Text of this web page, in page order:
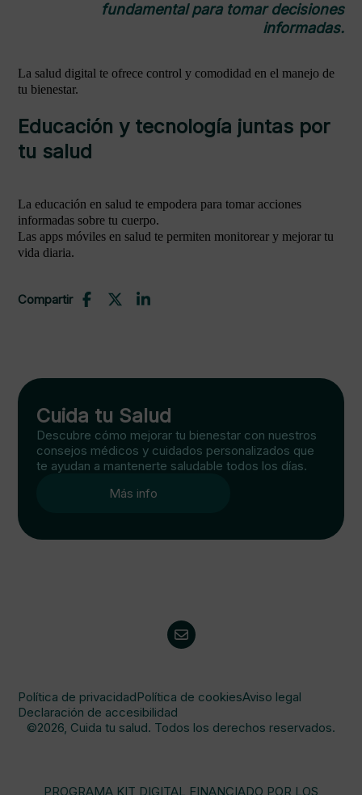
fundamental para tomar decisiones
informadas.
La salud digital te ofrece control y comodidad en el manejo de
tu bienestar.
Educación y tecnología juntas por
tu salud
La educación en salud te empodera para tomar acciones
informadas sobre tu cuerpo.
Las apps móviles en salud te permiten monitorear y mejorar tu
vida diaria.
Compartir
Cuida tu Salud
Descubre cómo mejorar tu bienestar con nuestros
consejos médicos y cuidados personalizados que
te ayudan a mantenerte saludable todos los días.
Más info
Política de privacidadPolítica de cookiesAviso legal
Declaración de accesibilidad
©2026, Cuida tu salud. Todos los derechos reservados.
PROGRAMA KIT DIGITAL FINANCIADO POR LOS